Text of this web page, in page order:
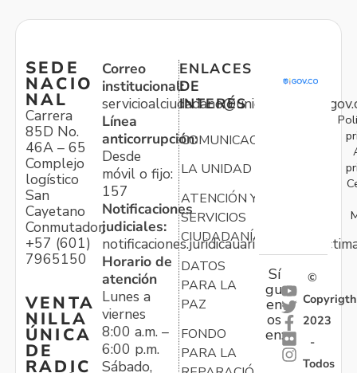
SEDE
NACIO
NAL
Carrera
85D No.
46A – 65
Complejo
logístico
San
Cayetano
Conmutador:
+57 (601)
7965150
VENTA
NILLA
ÚNICA
DE
RADIC
Correo
institucional:
Línea
anticorrupción:
Desde
móvil o fijo:
157
Notificaciones
judiciales:
Horario de
atención
Lunes a
viernes
8:00 a.m. –
6:00 p.m.
Sábado,
ENLACES
DE
INTERÉS
COMUNICACIONES
LA UNIDAD
ATENCIÓN Y
SERVICIOS
CIUDADANÍA
DATOS
PARA LA
PAZ
FONDO
PARA LA
Sí
gu
en
os
en:
©
Copyrigth
2023
-
Todos